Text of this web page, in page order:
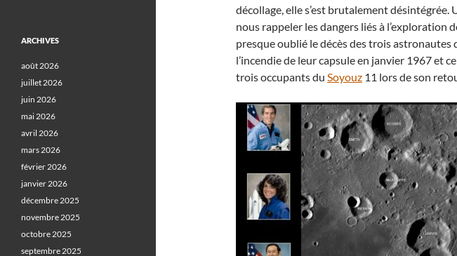
décollage, elle s’est brutalement désintégrée.
nous rappeler les dangers liés à l’exploration
presque oublié le décès des trois astronautes
l’incendie de leur capsule en janvier 1967 et
trois occupants du Soyouz 11 lors de son
ARCHIVES
août 2026
juillet 2026
juin 2026
mai 2026
avril 2026
mars 2026
février 2026
janvier 2026
décembre 2025
novembre 2025
octobre 2025
septembre 2025